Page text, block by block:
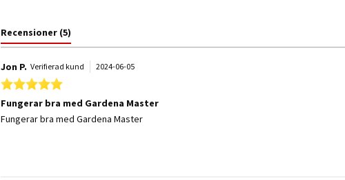
Recensioner (5)
Jon P. Verifierad kund
5.0 star rating
2024-06-05
Fungerar bra med Gardena Master
Review by Jon P. on 5 Jun 2024
review stating Fungerar bra med Gardena Master
Fungerar bra med Gardena Master